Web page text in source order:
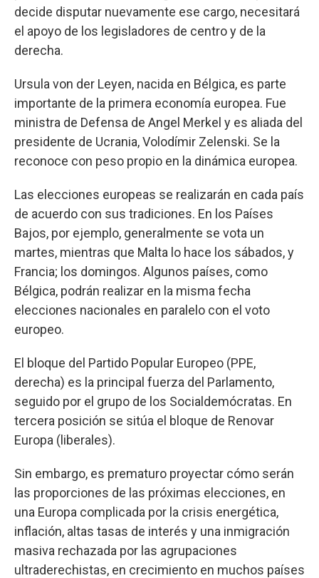
decide disputar nuevamente ese cargo, necesitará
el apoyo de los legisladores de centro y de la
derecha.
Ursula von der Leyen, nacida en Bélgica, es parte
importante de la primera economía europea. Fue
ministra de Defensa de Angel Merkel y es aliada del
presidente de Ucrania, Volodímir Zelenski. Se la
reconoce con peso propio en la dinámica europea.
Las elecciones europeas se realizarán en cada país
de acuerdo con sus tradiciones. En los Países
Bajos, por ejemplo, generalmente se vota un
martes, mientras que Malta lo hace los sábados, y
Francia; los domingos. Algunos países, como
Bélgica, podrán realizar en la misma fecha
elecciones nacionales en paralelo con el voto
europeo.
El bloque del Partido Popular Europeo (PPE,
derecha) es la principal fuerza del Parlamento,
seguido por el grupo de los Socialdemócratas. En
tercera posición se sitúa el bloque de Renovar
Europa (liberales).
Sin embargo, es prematuro proyectar cómo serán
las proporciones de las próximas elecciones, en
una Europa complicada por la crisis energética,
inflación, altas tasas de interés y una inmigración
masiva rechazada por las agrupaciones
ultraderechistas, en crecimiento en muchos países